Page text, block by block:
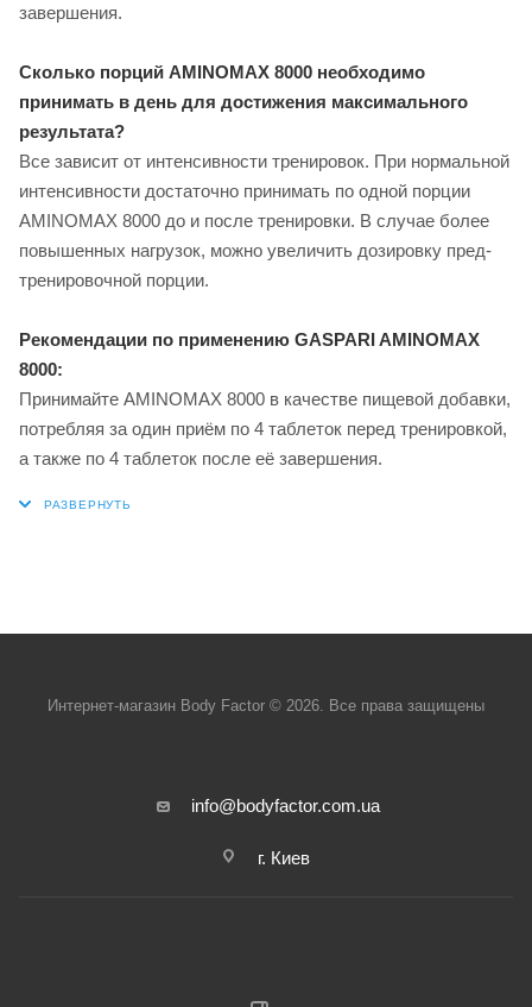
завершения.
Сколько порций AMINOMAX 8000 необходимо
принимать в день для достижения максимального
результата?
Все зависит от интенсивности тренировок. При нормальной
интенсивности достаточно принимать по одной порции
AMINOMAX 8000 до и после тренировки. В случае более
повышенных нагрузок, можно увеличить дозировку пред-
тренировочной порции.
Рекомендации по применению GASPARI AMINOMAX
8000:
Принимайте AMINOMAX 8000 в качестве пищевой добавки,
потребляя за один приём по 4 таблеток перед тренировкой,
а также по 4 таблеток после её завершения.
Интернет-магазин Body Factor © 2026. Все права защищены
info@bodyfactor.com.ua
г. Киев